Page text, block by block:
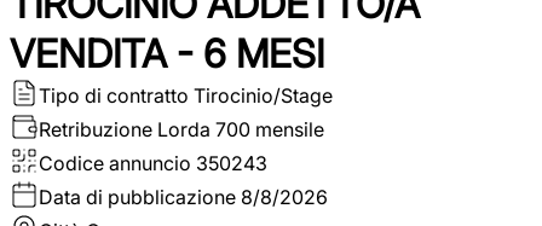
VENDITA - 6 MESI
Tipo di contratto Tirocinio/Stage
Retribuzione Lorda 700 mensile
Codice annuncio 350243
Data di pubblicazione 8/8/2026